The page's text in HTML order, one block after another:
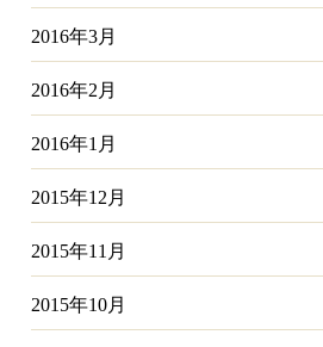
2016年3月
2016年2月
2016年1月
2015年12月
2015年11月
2015年10月